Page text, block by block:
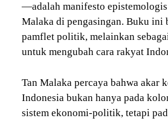
—adalah manifesto
Malaka di pengasingan. Buku ini
pamflet politik, melainkan
untuk mengubah cara rakyat
Tan Malaka percaya bahwa akar
Indonesia bukan hanya pada
sistem ekonomi-politik, tetapi